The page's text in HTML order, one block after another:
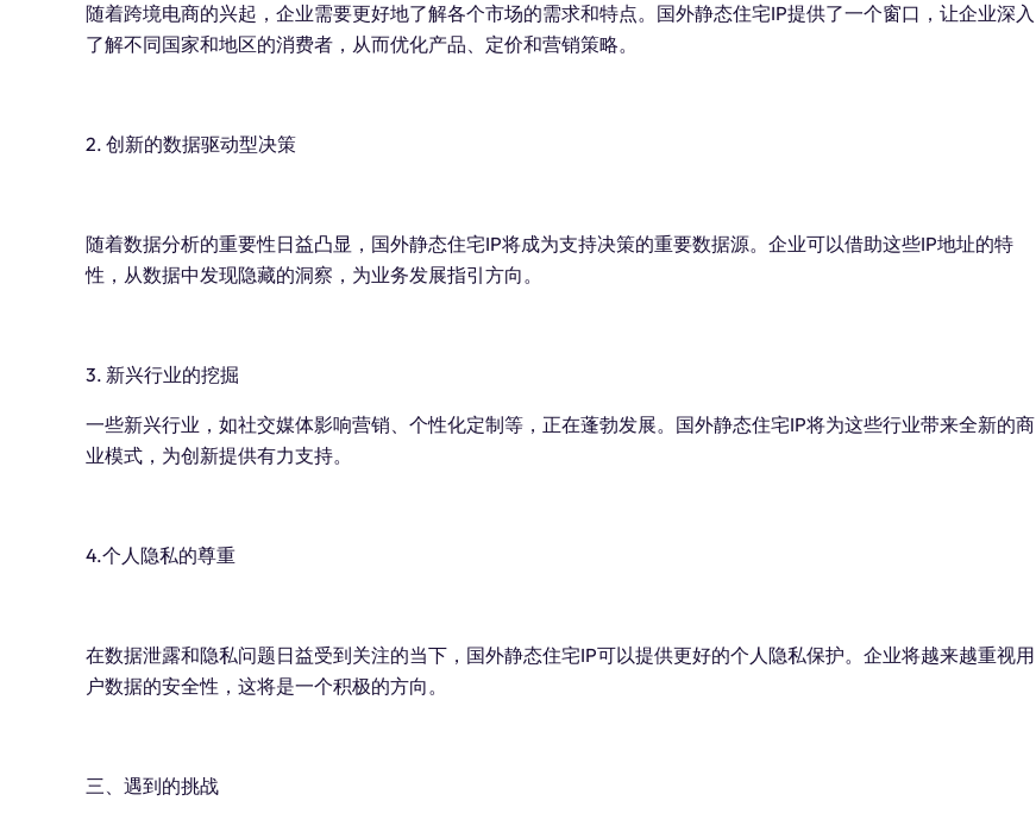
随着跨境电商的兴起，企业需要更好地了解各个市场的需求和特点。国外静态住宅IP提供了一个窗口，让企业深入
了解不同国家和地区的消费者，从而优化产品、定价和营销策略。
2. 创新的数据驱动型决策
随着数据分析的重要性日益凸显，国外静态住宅IP将成为支持决策的重要数据源。企业可以借助这些IP地址的特
性，从数据中发现隐藏的洞察，为业务发展指引方向。
3. 新兴行业的挖掘
一些新兴行业，如社交媒体影响营销、个性化定制等，正在蓬勃发展。国外静态住宅IP将为这些行业带来全新的商
业模式，为创新提供有力支持。
4.个人隐私的尊重
在数据泄露和隐私问题日益受到关注的当下，国外静态住宅IP可以提供更好的个人隐私保护。企业将越来越重视用
户数据的安全性，这将是一个积极的方向。
三、遇到的挑战